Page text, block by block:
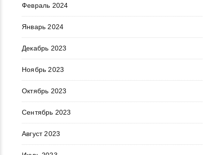
Февраль 2024
Январь 2024
Декабрь 2023
Ноябрь 2023
Октябрь 2023
Сентябрь 2023
Август 2023